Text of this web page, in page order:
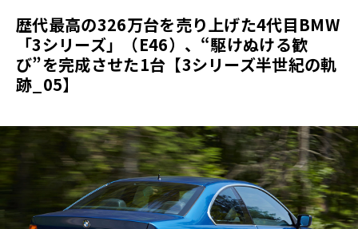
歴代最高の326万台を売り上げた4代目BMW
「3シリーズ」（E46）、“駆けぬける歓
び”を完成させた1台【3シリーズ半世紀の軌
跡_05】